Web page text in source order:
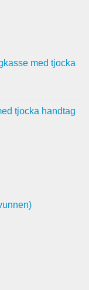
med tjocka
tjocka handtag